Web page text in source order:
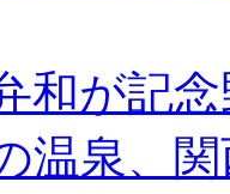
和が記
温泉、